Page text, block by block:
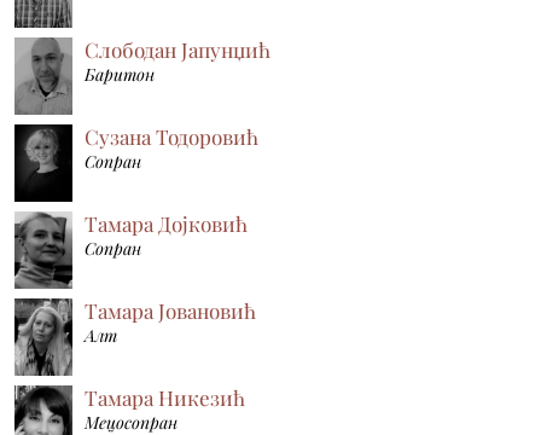
Слободан Јапунџић
Баритон
Сузана Тодоровић
Сопран
Тамара Дојковић
Сопран
Тамара Јовановић
Алт
Тамара Никезић
Мецосопран